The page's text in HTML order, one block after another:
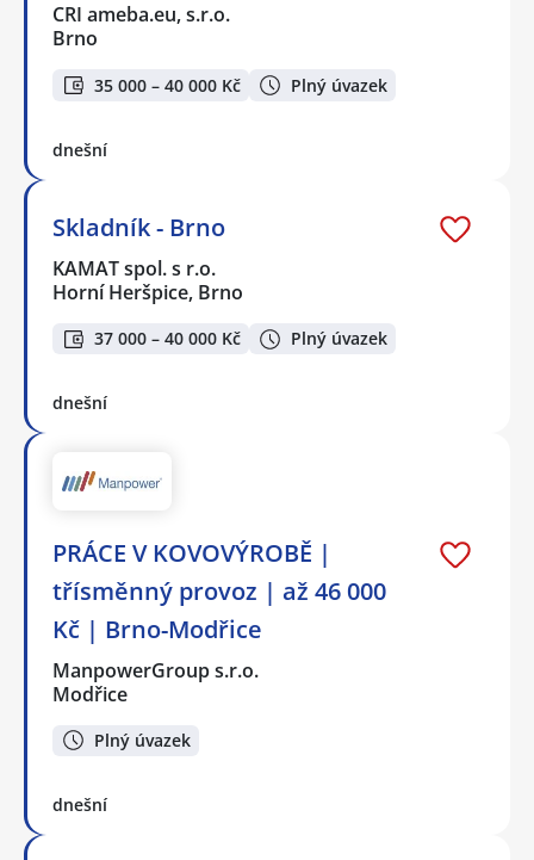
CRI ameba.eu, s.r.o.
Brno
35 000 – 40 000 Kč Plný úvazek
dnešní
Skladník - Brno
KAMAT spol. s r.o.
Horní Heršpice, Brno
37 000 – 40 000 Kč Plný úvazek
dnešní
PRÁCE V KOVOVÝROBĚ |
třísměnný provoz | až 46 000
Kč | Brno-Modřice
ManpowerGroup s.r.o.
Modřice
Plný úvazek
dnešní